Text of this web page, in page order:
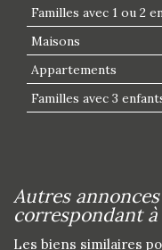
Familles avec 1 ou 2
Maisons
Appartements
Familles avec 3
autres annonces immobilières
correspondant
Les biens similaires